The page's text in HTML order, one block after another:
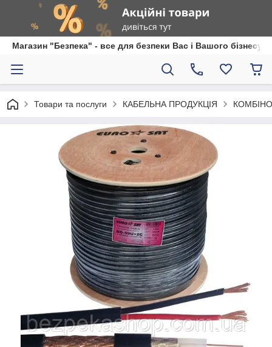
Магазин "Безпека" - все для безпеки Вас і Вашого бізнесу
Товари та послуги КАБЕЛЬНА ПРОДУКЦІЯ